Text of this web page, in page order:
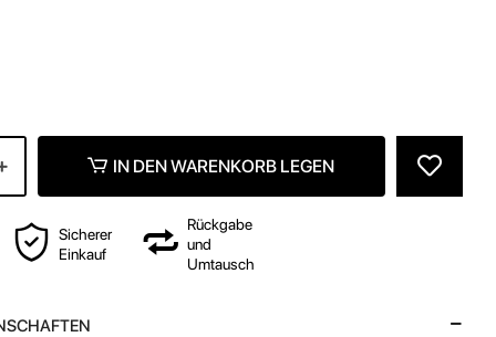
IN DEN WARENKORB LEGEN
Sicherer
Einkauf
Rückgabe
und
Umtausch